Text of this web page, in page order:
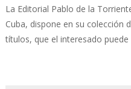
La Editorial Pablo de la
Cuba, dispone en su colección
títulos, que el interesado